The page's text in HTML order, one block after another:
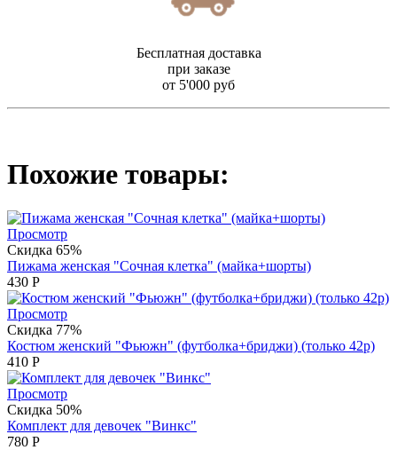
Бесплатная доставка
при заказе
от 5'000 руб
Похожие товары:
Просмотр
Скидка 65%
Пижама женская "Сочная клетка" (майка+шорты)
430 Р
Просмотр
Скидка 77%
Костюм женский "Фьюжн" (футболка+бриджи) (только 42р)
410 Р
Просмотр
Скидка 50%
Комплект для девочек "Винкс"
780 Р